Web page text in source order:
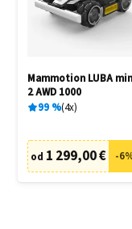
Mammotion LUBA
2 AWD 1000
99% 4x
od 1 299,00 € -6